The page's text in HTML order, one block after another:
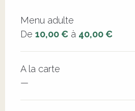
Tarifs 2026
Menu adulte
De 10,00 € à 40,00 €
A la carte
—